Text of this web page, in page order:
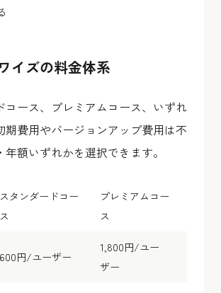
イズの料金体系
コース、プレミアムコース、いずれ
期費用やバージョンアップ費用は不
額いずれかを選択できます。
スタンダードコー
ス
プレミアムコー
ス
600円/ユーザー
1,800円/ユー
ザー